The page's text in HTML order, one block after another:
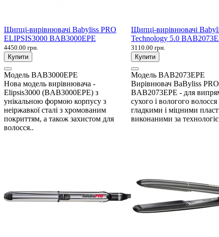
Щипці-вирівнювачі Babyliss PRO
ELIPSIS3000 BAB3000EPE
4450.00 грн.
Купити
Модель BAB3000EPE
Нова модель вирівнювача -
Elipsis3000 (BAB3000EPE) з
унікальною формою корпусу з
неіржавкої сталі з хромованим
покриттям, а також захистом для
волосся..
Щипці-вирівнювачі
Technology 5.0
3110.00 грн.
Купити
Модель BAB2073EPE
Вирівнювач BaByliss PRO
BAB2073EPE - для
сухого і вологого волосся
гладкими і міцними
виконаними за